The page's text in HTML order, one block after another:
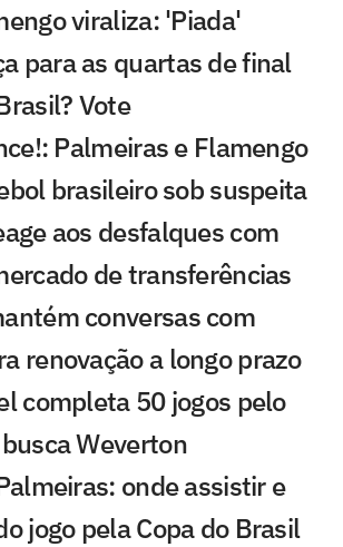
viraliza: 'Piada'
para as quartas de final
Vote
Palmeiras e Flamengo
brasileiro sob suspeita
aos desfalques com
de transferências
conversas com
renovação a longo prazo
completa 50 jogos pelo
Weverton
onde assistir e
jogo pela Copa do Brasil